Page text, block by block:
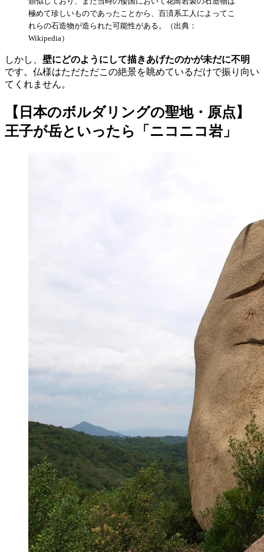
極めて珍しいものであったことから、百済系工人によってこ
れらの石造物が造られた可能性がある。（出典：
Wikipedia）
しかし、 壁にどのようにして描きあげたのかが未だに不明
です。仏様はただただこの絶景を眺めているだけで振り向い
てくれません。
【日本のボルダリングの聖地・原点】
王子が岳といったら「ニコニコ岩」